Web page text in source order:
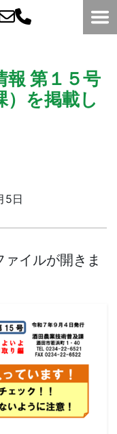
報 第１５号
）を掲載し
5日
イルが開きま